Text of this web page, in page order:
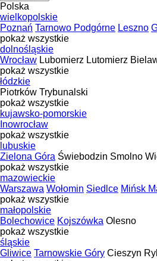
Polska
wielkopolskie
Poznań Tarnowo Podgórne Leszno
pokaż wszystkie
dolnośląskie
Wrocław Lubomierz Lutomierz
pokaż wszystkie
łódzkie
Piotrków Trybunalski
pokaż wszystkie
kujawsko-pomorskie
Inowrocław
pokaż wszystkie
lubuskie
Zielona Góra Świebodzin Smolno
pokaż wszystkie
mazowieckie
Warszawa Wołomin Siedlce Mińsk
pokaż wszystkie
małopolskie
Bolechowice Kojszówka Olesno
pokaż wszystkie
śląskie
Gliwice Tarnowskie Góry Cieszyn